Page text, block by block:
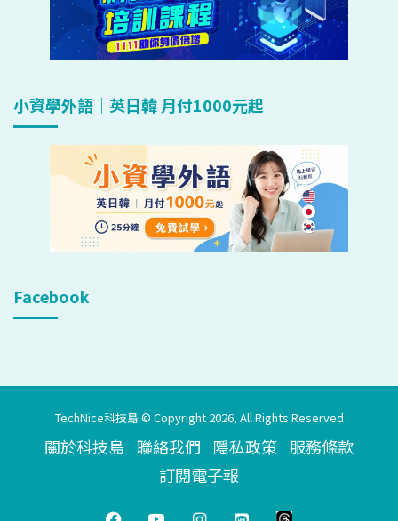
小資學外語｜英日韓 月付1000元起
Facebook
TechNice科技島 © Copyright 2026, All Rights Reserved
關於科技島 聯絡我們 隱私政策 服務條款
訂閱電子報